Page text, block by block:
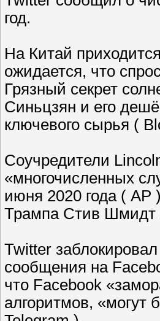
год.
На Китай
ожидается, что
Грязный секрет
Синьцзян и его
ключевого сырья (
Соучредители
«многочисленных
июня 2020 года ( AP
Трампа Стив Шмидт
Twitter
сообщения на
что Facebook
алгоритмов, «могут